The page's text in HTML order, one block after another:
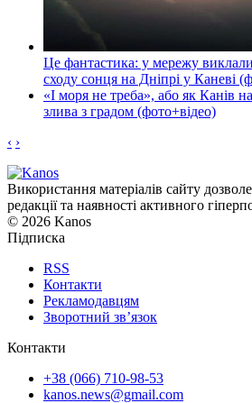
Це фантастика: у мережу
сходу сонця на Дніпрі у Каневі
«І моря не треба», або як Канів
злива з градом (фото+відео)
‹ ›
Використання матеріалів сайту
редакції та наявності активного
© 2026 Kanos
Підписка
RSS
Контакти
Рекламодавцям
Зворотний зв’язок
Контакти
+38 (066) 710-98-53
kanos.news@gmail.com